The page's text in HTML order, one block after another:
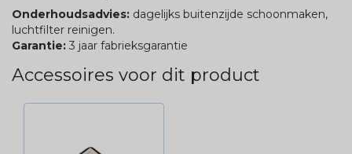
Onderhoudsadvies: dagelijks buitenzijde schoonmaken,
luchtfilter reinigen.
Garantie: 3 jaar fabrieksgarantie
Accessoires voor dit product